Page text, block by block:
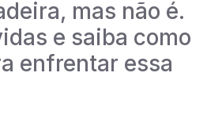
mas não é.
e saiba como
enfrentar essa